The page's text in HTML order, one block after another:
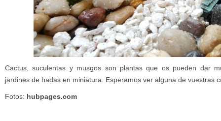
Cactus, suculentas y musgos son plantas que os pueden dar
jardines de hadas en miniatura. Esperamos ver alguna de vuestras
Fotos: hubpages.com